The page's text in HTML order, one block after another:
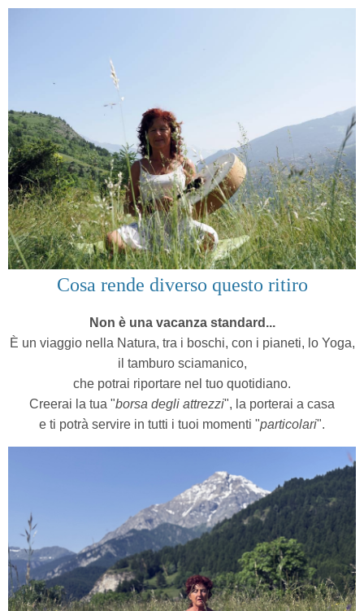
Cosa rende diverso questo ritiro
Non è una vacanza standard...
È un viaggio nella Natura, tra i boschi, con i pianeti, lo Yoga,
il tamburo sciamanico,
che potrai riportare nel tuo quotidiano.
Creerai la tua "borsa degli attrezzi", la porterai a casa
e ti potrà servire in tutti i tuoi momenti "particolari".